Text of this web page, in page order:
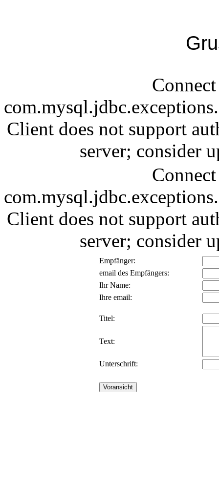
Client does not support
server; consider
Client does not support
server; consider
Empfänger:
email des Empfängers:
Ihr Name:
Ihre email:
Titel:
Text:
Unterschrift: